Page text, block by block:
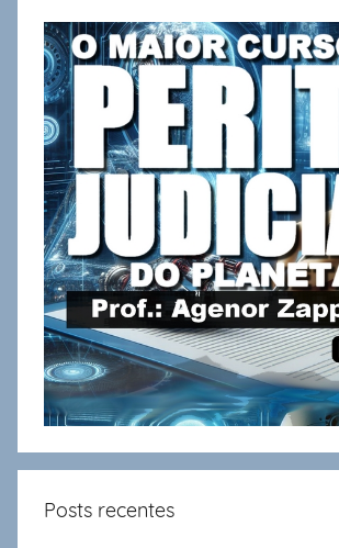
Posts recentes